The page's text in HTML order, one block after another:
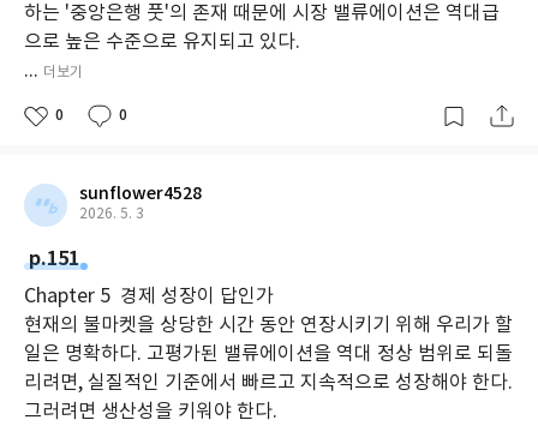
하는 '중앙은행 풋'의 존재 때문에 시장 밸류에이션은 역대급
으로 높은 수준으로 유지되고 있다.
... 더보기
0 0
sunflower4528
2026. 5. 3
p.151
Chapter 5 경제 성장이 답인가
현재의 불마켓을 상당한 시간 동안 연장시키기 위해 우리가 할
일은 명확하다. 고평가된 밸류에이션을 역대 정상 범위로 되돌
리려면, 실질적인 기준에서 빠르고 지속적으로 성장해야 한다.
그러려면 생산성을 키워야 한다.